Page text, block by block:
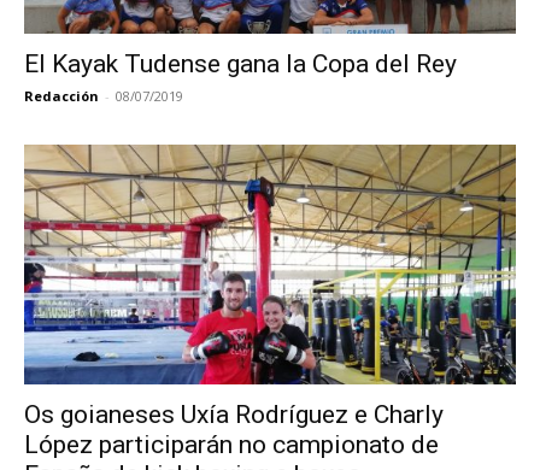
El Kayak Tudense gana la Copa del Rey
Redacción - 08/07/2019
Os goianeses Uxía Rodríguez e Charly
López participarán no campionato de